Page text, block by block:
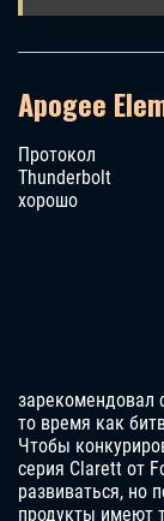
Apogee
Протокол
Thunderbolt
хорошо
зарекомендовал
то время как
Чтобы
серия Clarett от
развиваться, но
продукты имеют